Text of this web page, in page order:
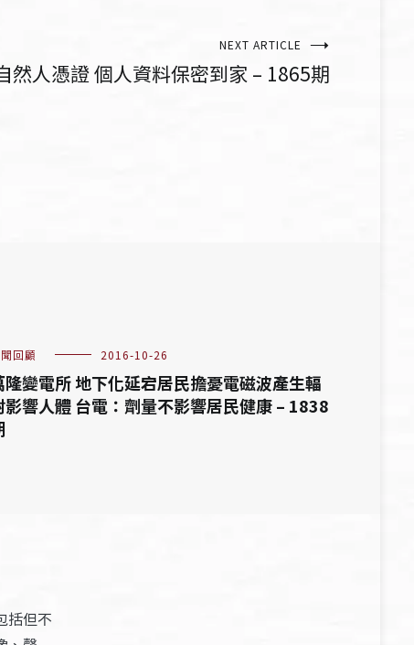
NEXT ARTICLE
然人憑證 個人資料保密到家 – 1865期
回顧 2016-10-26
隆變電所 地下化延宕居民擔憂電磁波產生輻
影響人體 台電：劑量不影響居民健康 – 1838
括但不